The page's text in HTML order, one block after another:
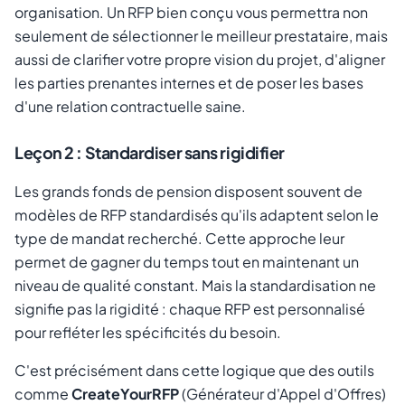
organisation. Un RFP bien conçu vous permettra non
seulement de sélectionner le meilleur prestataire, mais
aussi de clarifier votre propre vision du projet, d'aligner
les parties prenantes internes et de poser les bases
d'une relation contractuelle saine.
Leçon 2 : Standardiser sans rigidifier
Les grands fonds de pension disposent souvent de
modèles de RFP standardisés qu'ils adaptent selon le
type de mandat recherché. Cette approche leur
permet de gagner du temps tout en maintenant un
niveau de qualité constant. Mais la standardisation ne
signifie pas la rigidité : chaque RFP est personnalisé
pour refléter les spécificités du besoin.
C'est précisément dans cette logique que des outils
commeCreateYourRFP(Générateur d'Appel d'Offres)